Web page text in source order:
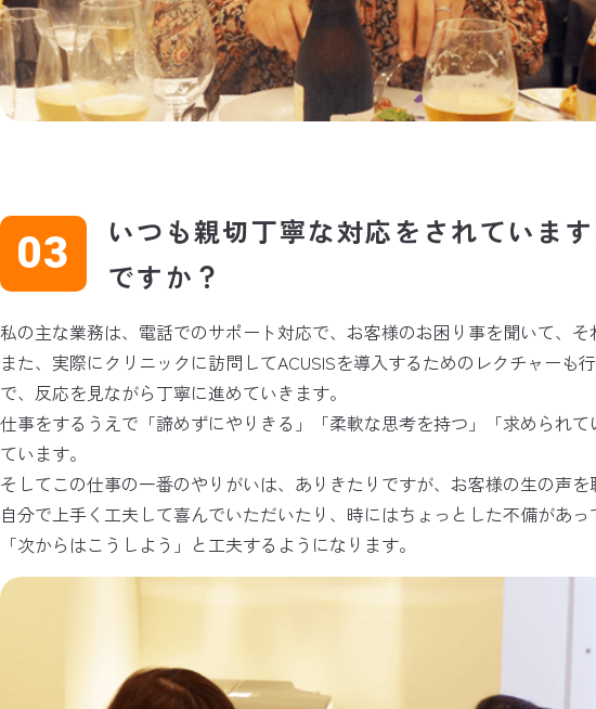
いつも親切丁寧な対応をされていま
ですか？
私の主な業務は、電話でのサポート対応で、お客様のお困り事を聞いて、そ
また、実際にクリニックに訪問してACUSISを導入するためのレクチャーも
で、反応を見ながら丁寧に進めていきます。
仕事をするうえで「諦めずにやりきる」「柔軟な思考を持つ」「求められ
ています。
そしてこの仕事の一番のやりがいは、ありきたりですが、お客様の生の声
自分で上手く工夫して喜んでいただいたり、時にはちょっとした不備があっ
「次からはこうしよう」と工夫するようになります。